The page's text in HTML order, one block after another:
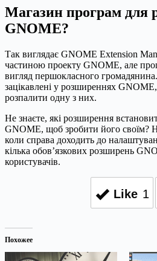
Магазин програм для
GNOME?
Так виглядає GNOME Extension
частиною проекту GNOME, але
вигляд першокласного
зацікавлені у розширеннях
розпалити одну з них.
Не знаєте, які розширення
GNOME, щоб зробити його своїм?
коли справа доходить до
кілька обов’язкових розширень
користувачів.
Like 1
Похожее